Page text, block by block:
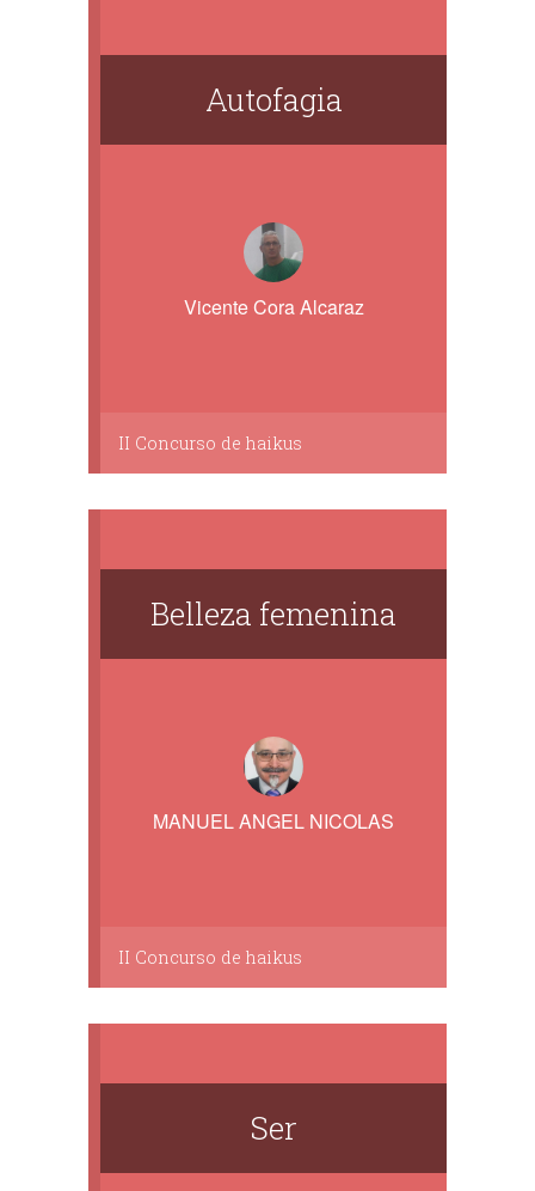
Autofagia
Vicente Cora Alcaraz
II Concurso de haikus
Belleza femenina
MANUEL ANGEL NICOLAS
II Concurso de haikus
Ser